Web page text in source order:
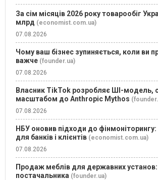
За сім місяців 2026 року товарообіг
млрд (economist.com.ua)
07.08.2026
Чому ваш бізнес зупиняється, коли ви
важче (founder.ua)
07.08.2026
Власник TikTok розробляє ШІ-модель,
масштабом до Anthropic Mythos
07.08.2026
НБУ оновив підходи до
для банків і клієнтів (economist.com.ua)
07.08.2026
Продаж меблів для державних установ:
постачальника (founder.ua)